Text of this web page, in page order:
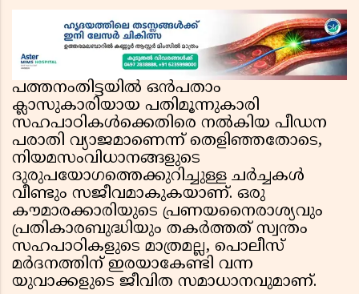
പത്തനംതിട്ടയിൽ ഒൻപതാം
ക്ലാസുകാരിയായ പതിമൂന്നുകാരി
സഹപാഠികൾക്കെതിരെ നൽകിയ പീഡന
പരാതി വ്യാജമാണെന്ന് തെളിഞ്ഞതോടെ,
നിയമസംവിധാനങ്ങളുടെ
ദുരുപയോഗത്തെക്കുറിച്ചുള്ള ചർച്ചകൾ
വീണ്ടും സജീവമാകുകയാണ്. ഒരു
കൗമാരക്കാരിയുടെ പ്രണയനൈരാശ്യവും
പ്രതികാരബുദ്ധിയും തകർത്തത് സ്വന്തം
സഹപാഠികളുടെ മാത്രമല്ല, പൊലീസ്
മർദനത്തിന് ഇരയാകേണ്ടി വന്ന
യുവാക്കളുടെ ജീവിത സമാധാനവുമാണ്.